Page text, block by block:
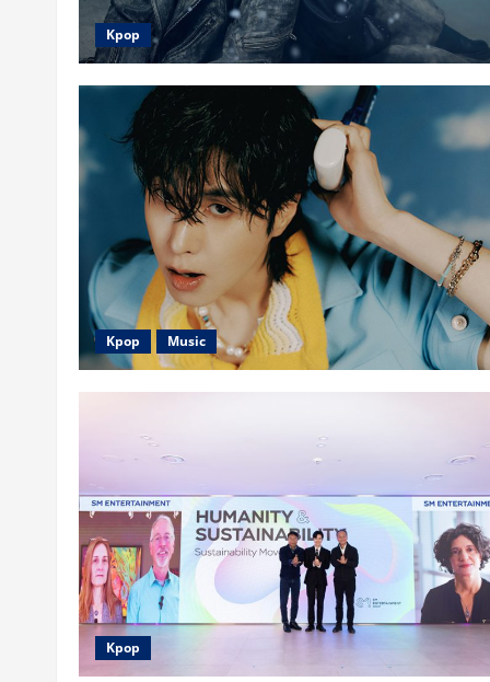
Kpop
Kpop Music
Kpop